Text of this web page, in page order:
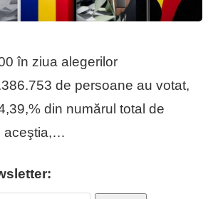
în ziua alegerilor
de persoane au votat,
din numărul total de
aceştia,…